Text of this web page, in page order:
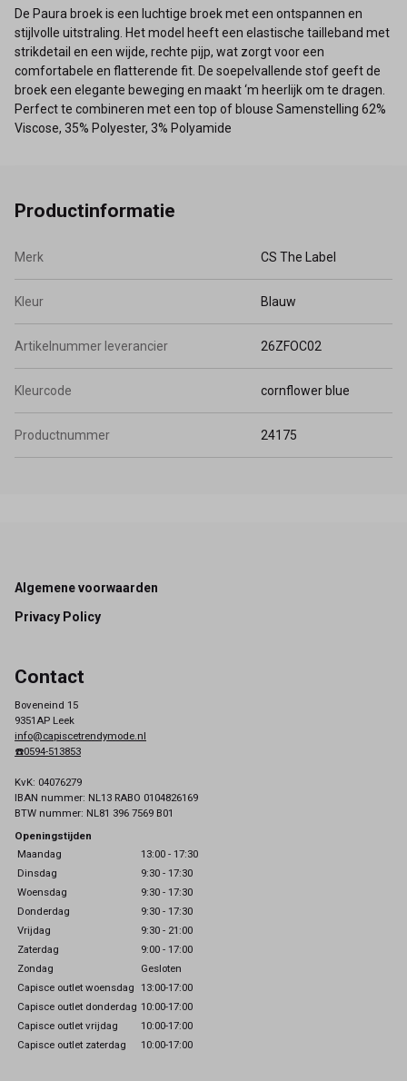
De Paura broek is een luchtige broek met een ontspannen en
stijlvolle uitstraling. Het model heeft een elastische tailleband met
strikdetail en een wijde, rechte pijp, wat zorgt voor een
comfortabele en flatterende fit. De soepelvallende stof geeft de
broek een elegante beweging en maakt ‘m heerlijk om te dragen.
Perfect te combineren met een top of blouse Samenstelling 62%
Viscose, 35% Polyester, 3% Polyamide
Productinformatie
Merk CS The Label
Kleur Blauw
Artikelnummer leverancier 26ZFOC02
Kleurcode cornflower blue
Productnummer 24175
Footer
Algemene voorwaarden
Privacy Policy
Contact
Boveneind 15
9351AP Leek
info@capiscetrendymode.nl
☎️0594-513853
KvK: 04076279
IBAN nummer: NL13 RABO 0104826169
BTW nummer: NL81 396 7569 B01
Openingstijden
Maandag
13:00 - 17:30
Dinsdag
9:30 - 17:30
Woensdag
9:30 - 17:30
Donderdag
9:30 - 17:30
Vrijdag
9:30 - 21:00
Zaterdag
9:00 - 17:00
Zondag
Gesloten
Capisce outlet woensdag 13:00-17:00
Capisce outlet donderdag 10:00-17:00
Capisce outlet vrijdag
10:00-17:00
Capisce outlet zaterdag
10:00-17:00